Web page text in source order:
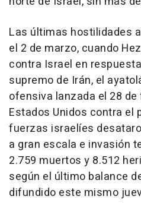
Las últimas hostilidades
el 2 de marzo, cuando
contra Israel en
supremo de Irán, el
ofensiva lanzada el 28
Estados Unidos contra el
fuerzas israelíes
a gran escala e invasión
2.759 muertos y 8.512
según el último balance
difundido este mismo